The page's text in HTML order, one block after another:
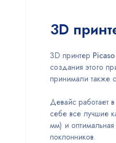
3D
3D принтер
создания этого
принимали также
Девайс работает
себе все лучшие
мм) и
поклонников.